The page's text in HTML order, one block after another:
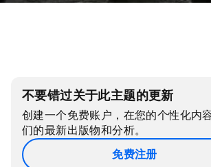
不要错过关于此主题的更新
创建一个免费账户，在您的个性化内
们的最新出版物和分析。
免费注册